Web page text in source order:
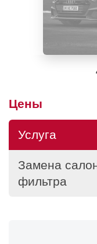
Цены
Услуга
Замена
фильтра